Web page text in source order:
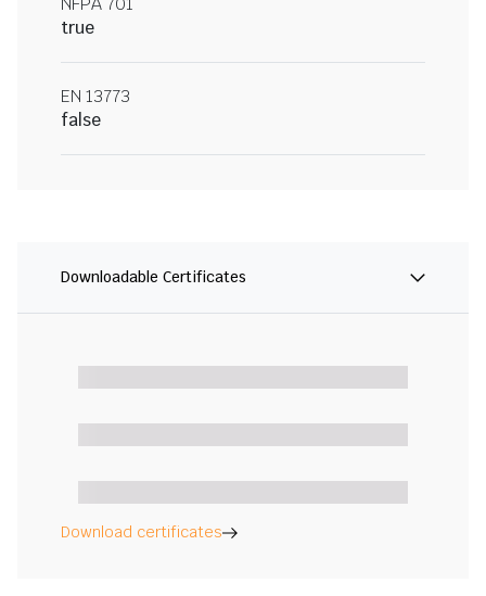
true
EN 13773
false
Downloadable Certificates
Download certificates